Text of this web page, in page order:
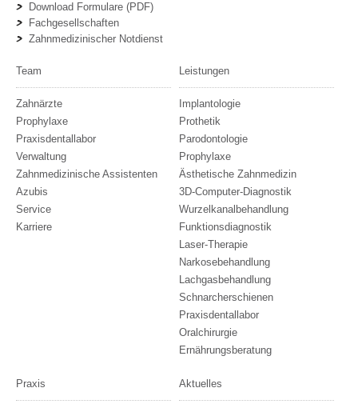
Download Formulare (PDF)
Fachgesellschaften
Zahnmedizinischer Notdienst
Team
Zahnärzte
Prophylaxe
Praxisdentallabor
Verwaltung
Zahnmedizinische Assistenten
Azubis
Service
Karriere
Leistungen
Implantologie
Prothetik
Parodontologie
Prophylaxe
Ästhetische Zahnmedizin
3D-Computer-Diagnostik
Wurzelkanalbehandlung
Funktionsdiagnostik
Laser-Therapie
Narkosebehandlung
Lachgasbehandlung
Schnarcherschienen
Praxisdentallabor
Oralchirurgie
Ernährungsberatung
Praxis Aktuelles